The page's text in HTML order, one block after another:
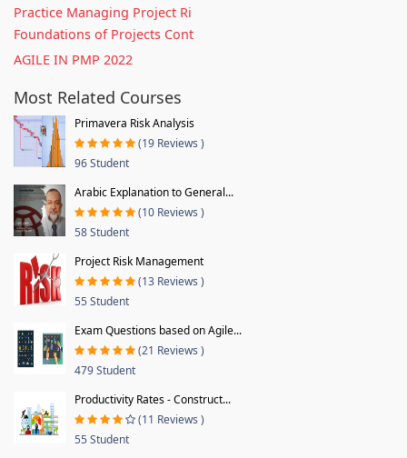
Practice Managing Project Ri
Foundations of Projects Cont
AGILE IN PMP 2022
Most Related Courses
Primavera Risk Analysis
(19 Reviews )
96 Student
Arabic Explanation to General...
(10 Reviews )
58 Student
Project Risk Management
(13 Reviews )
55 Student
Exam Questions based on Agile...
(21 Reviews )
479 Student
Productivity Rates - Construct...
(11 Reviews )
55 Student